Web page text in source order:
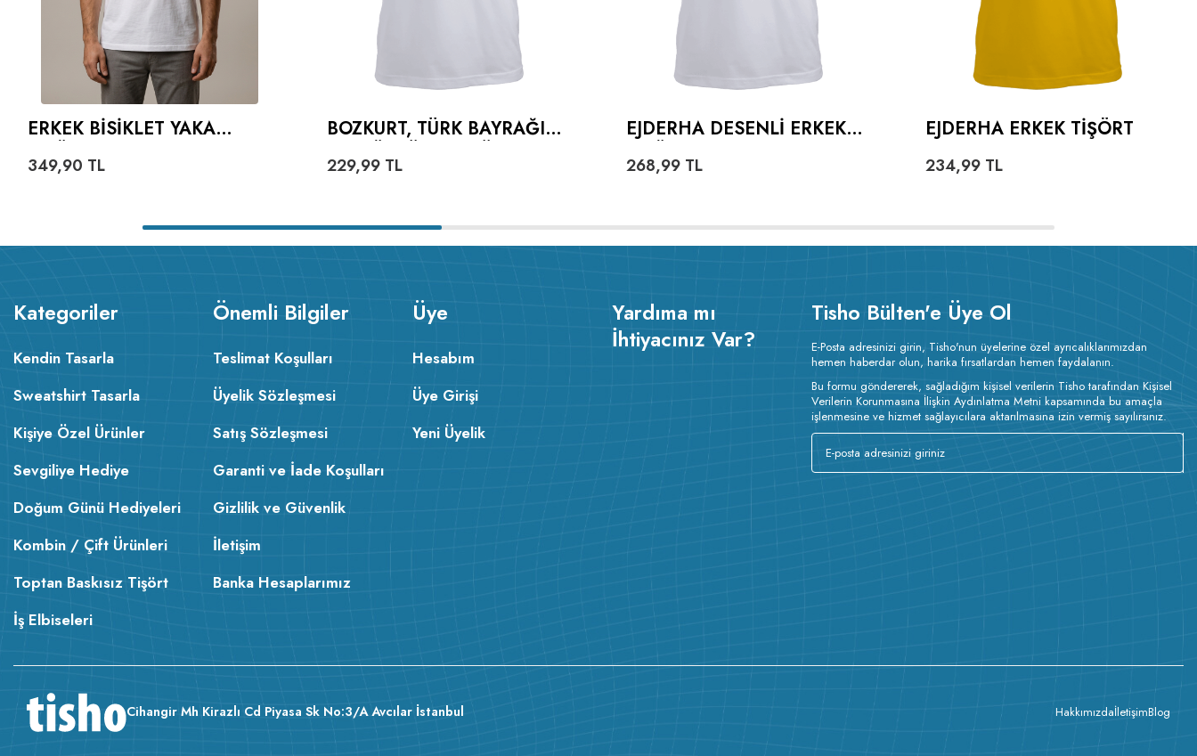
ERKEK BISIKLET YAKA
349,90 TL
BOZKURT, TÜRK BAYRAĞI
YAZILI ERKEK TIŞÖRT
229,99 TL
EJDERHA DESENLI ERKEK
268,99 TL
EJDERHA ERKEK TIŞÖRT
234,99 TL
Kategoriler
Kendin Tasarla
Sweatshirt Tasarla
Kişiye Özel Ürünler
Sevgiliye Hediye
Doğum Günü Hediyeleri
Kombin / Çift Ürünleri
Toptan Baskısız Tişört
İş Elbiseleri
Önemli Bilgiler
Teslimat Koşulları
Üyelik Sözleşmesi
Satış Sözleşmesi
Garanti ve İade Koşulları
Gizlilik ve Güvenlik
İletişim
Banka Hesaplarımız
Üye
Hesabım
Üye Girişi
Yeni Üyelik
Yardıma mı
İhtiyacınız Var?
Tisho Bülten'e Üye Ol
E-Posta adresinizi girin, Tisho'nun üyelerine özel ayrıcalıklarımızdan
hemen haberdar olun, harika fırsatlardan hemen faydalanın.
Bu formu göndererek, sağladığım kişisel verilerin Tisho tarafından Kişisel
Verilerin Korunmasına İlişkin Aydınlatma Metni kapsamında bu amaçla
işlenmesine ve hizmet sağlayıcılara aktarılmasına izin vermiş sayılırsınız.
Cihangir Mh Kirazlı Cd Piyasa Sk No:3/A Avcılar İstanbul HakkımızdaİletişimBlog